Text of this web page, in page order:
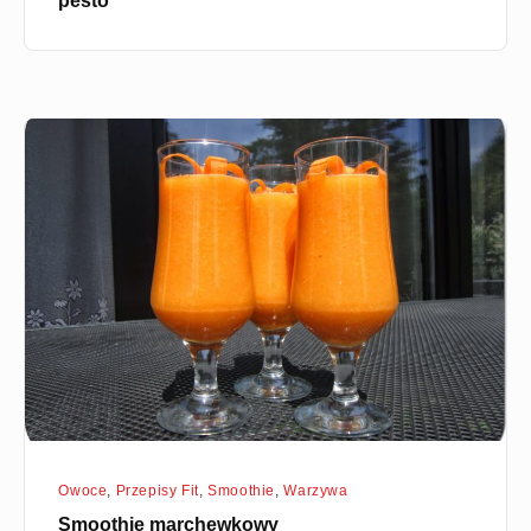
Smoothie
Owoce, Przepisy Fit,Smoothie ,Warzywa
Smoothie marchewkowy